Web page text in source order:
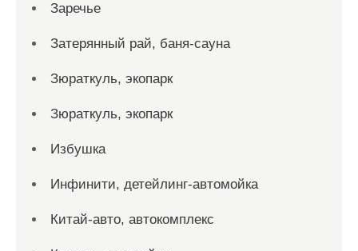
Заречье
Затерянный рай, баня-сауна
Зюраткуль, экопарк
Зюраткуль, экопарк
Избушка
Инфинити, детейлинг-автомойка
Китай-авто, автокомплекс